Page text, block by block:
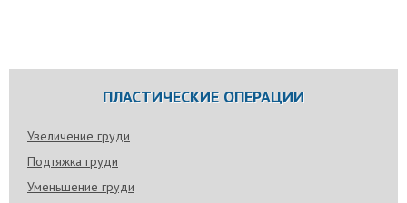
ПЛАСТИЧЕСКИЕ ОПЕРАЦИИ
Увеличение груди
Подтяжка груди
Уменьшение груди